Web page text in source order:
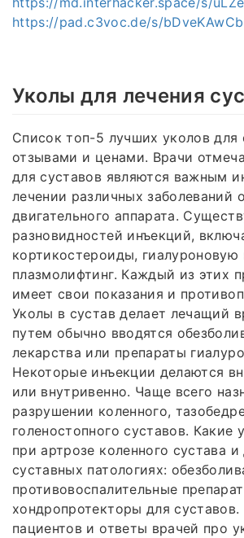
https://pad.c3voc.de/s/bDveKAwCb
Уколы для лечения
Список топ-5 лучших уколов для
отзывами и ценами. Врачи
для суставов являются важным
лечении различных заболеваний
двигательного аппарата.
разновидностей инъекций,
кортикостероиды, гиалуроновую
плазмолифтинг. Каждый из этих
имеет свои показания и
Уколы в сустав делает лечащий
путем обычно вводятся
лекарства или препараты
Некоторые инъекции делаются
или внутривенно. Чаще всего
разрушении коленного,
голеностопного суставов. Какие
при артрозе коленного сустава и
суставных патологиях:
противовоспалительные
хондропротекторы для
пациентов и ответы врачей про